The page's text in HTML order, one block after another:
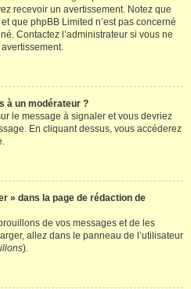
recevoir un avertissement. Notez que
que phpBB Limited n’est pas concerné
Contactez l’administrateur si vous ne
à un modérateur ?
le message à signaler et vous devriez
En cliquant dessus, vous accéderez
» dans la page de rédaction de
de vos messages et de les
allez dans le panneau de l’utilisateur
).